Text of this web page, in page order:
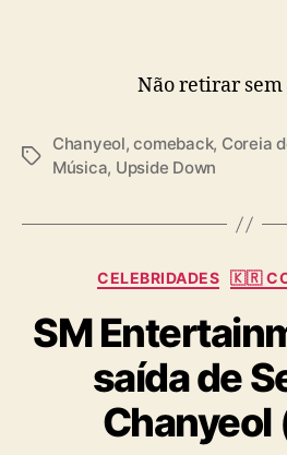
— EXO (@weareoneEXO)
Não retirar sem
T
s
Chanyeol,comeback, Coreia
Música, Upside Down
C
t
e
g
o
r
i
CELEBRIDADES 🇰🇷
SM
saída de
Chanyeol